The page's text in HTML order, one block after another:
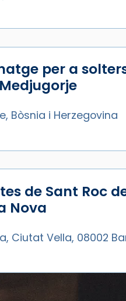
de Barcelona
la jove va fer
al papa
testimoni...
per a
Bòsnia i Herzegovina
de Sant Roc
Nova
Ciutat Vella, 08002